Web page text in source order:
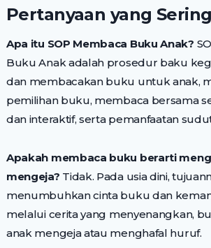
Pertanyaan yang
Apa itu SOP Membaca Buku Anak?
Buku Anak adalah prosedur baku
dan membacakan buku untuk anak,
pemilihan buku, membaca bersama
dan interaktif, serta pemanfaatan
Apakah membaca buku berarti
mengeja? Tidak. Pada usia dini,
menumbuhkan cinta buku dan
melalui cerita yang menyenangkan,
anak mengeja atau menghafal huruf.